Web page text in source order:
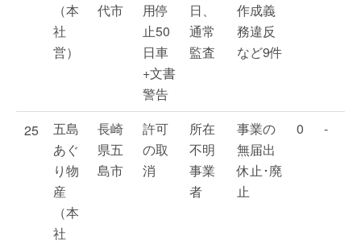
（本
社
営）
代市
用停
止50
日車
+文書
警告
日、
通常
監査
作成義
務違反
など9件
25
五島
あぐ
り物
産
（本
社
長崎
県五
島市
許可
の取
消
所在
不明
事業
者
事業の
無届出
休止･廃
止
0 -